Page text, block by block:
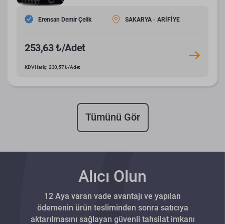
Erensan Demir Çelik SAKARYA - ARİFİYE
253,63 ₺/Adet
KDV Hariç: 230,57 ₺/Adet
Tümünü Gör
Alıcı Olun
12 Aya varan vade avantajı ve yapılan
ödemenin ürün tesliminden sonra satıcıya
aktarılmasını sağlayan güvenli tahsilat imkanı